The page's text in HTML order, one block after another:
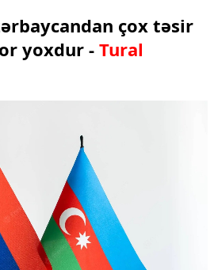
çox təsir
yoxdur - Tural